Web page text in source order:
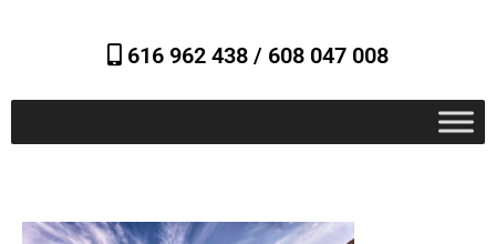
616 962 438 / 608 047 008